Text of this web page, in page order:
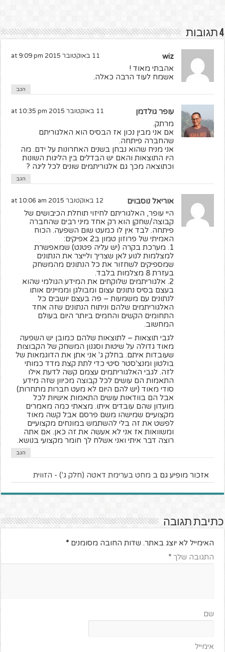
4 תגובות
wiz 11 באוקטובר 2015 at 9:09 pm
אהבתי מאוד !
אשמח לעוד הרבה כאלה.
הגב
עופר גולדמן 11 באוקטובר 2015 at 10:35 pm
מרתק.
אם אני מבין נכון אז הבסיס הוא האלגוריתם
שהחברה פיתחה.
אני מניח שהוא נבחן בשנים האחרונות על ידם. מה
היו התוצאות והאם יש הבדלים בין הליגות השונות
וכתוצאה מכך גם אלגוריתמים שונים לכל ליגה ?
הגב
אוריאל נוסבוים 12 באוקטובר 2015 at 10:06 am
היי עופר, האלגוריתם לחיזוי תוחלת הכיבושים של
קבוצה/שחקן הוא רק אחד מיני רבים שהחברה
פיתחה. לבד אין לו כמעט שום השפעה. הכוח
האמיתי של פרוזון טמון ב2 אפיקים:
1. מערכת בקרה (יש עליה פטנט) שמאפשרת
למצלמות לנוע לאן שצריך ולייצר את הנתונים
שמספיקים לשחזור את כל הנתונים מהמשחק
בעזרת 8 מצלמות בלבד.
2. אלגוריתמים שלוקחים את המידע הגולמי שהוא
בעצם בסיס נתונים עצום ומבולגן וממיינים אותו
לנתונים עם משמעות – פה בעצם יושבים כל
האלגוריתמים שלהם וניתוח הנתונים שזה אחד
התחומים הקשים והחמים ביותר היום בעולם
המחשוב.
לגבי תוצאות – לתוצאות שלהם כמובן יש השפעה
מאוד גדולה על שיטות וסגנון המשחק של הקבוצות
שעובדות איתם. בחלק ג' אני אתן את הדוגמאות של
בולטון ומנצ'סטר סיטי כדי לתת קצת מדד כמותי
לזה. לגבי האלגוריתמים עצמם קשה לדעת אילו
התאמות הם עושים לכל קבוצה מכיוון שזה מידע
סודי מאוד (יש להם היום לא מעט חברות מתחרות)
אבל הם בוודאות עושים התאמות אישיות לכל
מועדון שהם עובדים איתו. מצאתי כמה מאמרים
מקצועיים שמישהו משם פרסם אבל קשה מאוד
לפשט את זה בלי להשתמש במונחים מקצועיים
ומשוואות אז אני לא אעשה את זה כאן. אם אתה
רוצה דבר איתי ואני אשלח לך חומר מקצועי בנושא.
הגב
אזכור מופיע גם ב מחט בערימת דאטה (חלק ג') - הזווית
כתיבת תגובה
האימייל לא יוצג באתר. שדות החובה מסומנים*
התגובה שלך*
שם
אימייל